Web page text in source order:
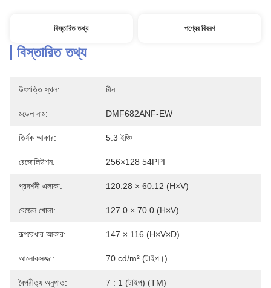
বিস্তারিত তথ্য পণ্যের বিবরণ
বিস্তারিত তথ্য
উৎপত্তি স্থল: চীন
মডেল নাম: DMF682ANF-EW
তির্যক আকার: 5.3 ইঞ্চি
রেজোলিউশন: 256×128 54PPI
প্রদর্শনী এলাকা: 120.28 × 60.12 (H×V)
বেজেল খোলা: 127.0 × 70.0 (H×V)
রূপরেখার আকার: 147 × 116 (H×V×D)
আলোকসজ্জা: 70 cd/m² (টাইপ।)
বৈপরীত্য অনুপাত: 7 : 1 (টাইপ) (TM)